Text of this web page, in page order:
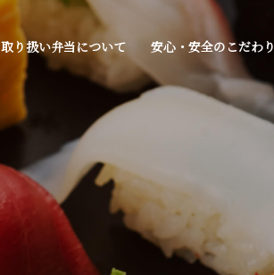
取り扱い弁当について 安心・安全のこだわり